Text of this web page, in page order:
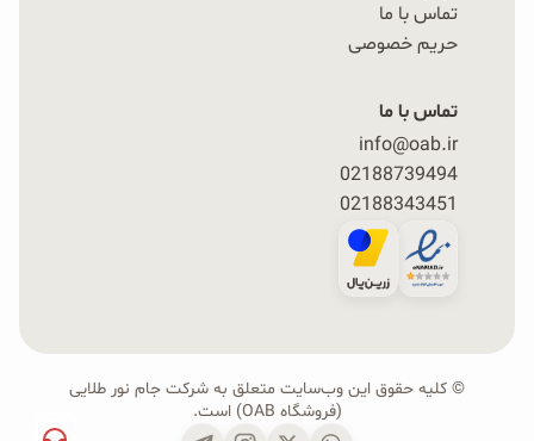
تماس با ما
حریم خصوصی
تماس با ما
info@oab.ir
02188739494
02188343451
© کلیه حقوق این وب‌سایت متعلق به شرکت جام نور طلایی
(فروشگاه OAB) است.